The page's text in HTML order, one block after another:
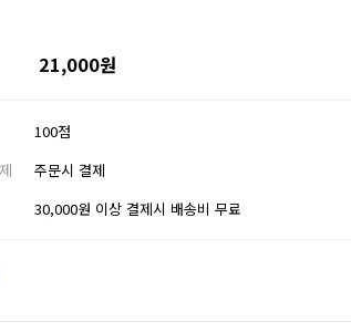
21,000원
100점
주문시 결제
30,000원 이상 결제시 배송비 무료